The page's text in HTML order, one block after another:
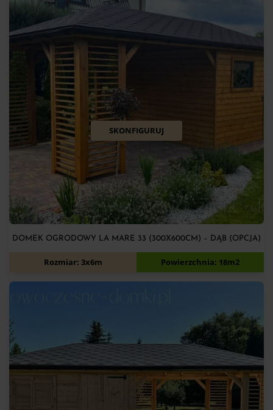
SKONFIGURUJ
DOMEK OGRODOWY LA MARE 33 (300X600CM) – DĄB (OPCJA)
11 700zł
Rozmiar: 3x6m Powierzchnia: 18m2